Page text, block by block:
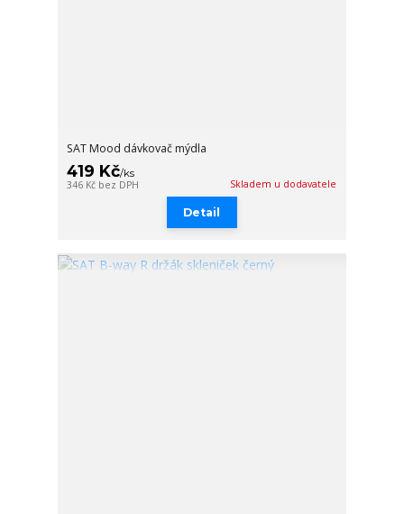
SAT Mood dávkovač mýdla
419 Kč/ks
346 Kč bez DPH Skladem u dodavatele
Detail